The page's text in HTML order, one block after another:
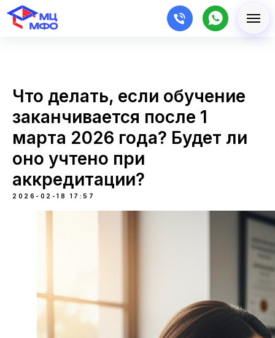
Что делать, если обучение
заканчивается после 1
марта 2026 года? Будет ли
оно учтено при
аккредитации?
2026-02-18 17:57